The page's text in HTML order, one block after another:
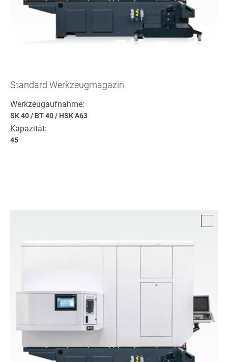
Standard Werkzeugmagazin
Werkzeugaufnahme:
SK 40/ BT 40/ HSK A63
Kapazität:
45